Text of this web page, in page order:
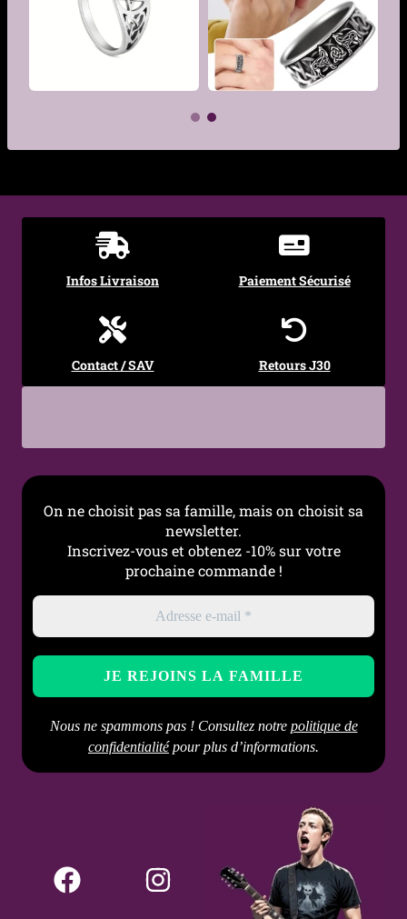
Genre Homme
Infos Livraison Paiement Sécurisé
Contact / SAV Retours J30
On ne choisit pas sa famille, mais on choisit sa
newsletter.
Inscrivez-vous et obtenez -10% sur votre
prochaine commande !
Nous ne spammons pas ! Consultez notre politique de
confidentialitépour plus d’informations.